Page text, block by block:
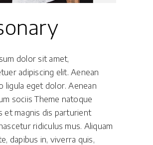
dolor sit amet,
adipiscing elit. Aenean
ligula eget dolor. Aenean
sociis Theme natoque
et magnis dis parturient
ridiculus mus. Aliquam
dapibus in, viverra quis,